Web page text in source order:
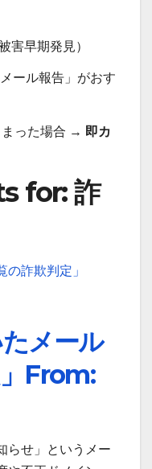
害早期発見）
ール報告」がおす
った場合 → 即カ
for: 詐
たメール
From:
らせ」というメー